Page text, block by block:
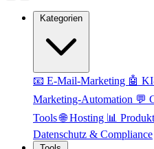
📧 E-Mail-Marketing 🤖
Marketing-Automation 💬
Tools🌐 Hosting 📊
Datenschutz & Compliance